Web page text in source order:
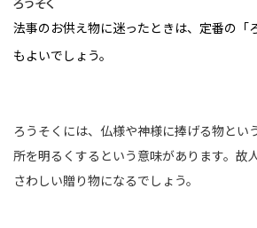
法事のお供え物に迷ったときは、定番の「
もよいでしょう。
ろうそくには、仏様や神様に捧げる物とい
所を明るくするという意味があります。故
さわしい贈り物になるでしょう。